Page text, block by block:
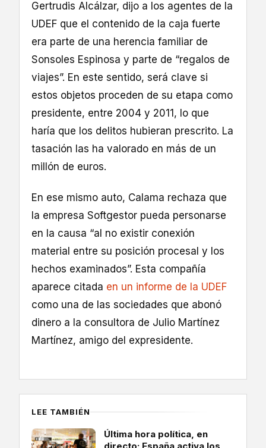
Gertrudis Alcálzar, dijo a los agentes de la
UDEF que el contenido de la caja fuerte
era parte de una herencia familiar de
Sonsoles Espinosa y parte de “regalos de
viajes”. En este sentido, será clave si
estos objetos proceden de su etapa como
presidente, entre 2004 y 2011, lo que
haría que los delitos hubieran prescrito. La
tasación las ha valorado en más de un
millón de euros.
En ese mismo auto, Calama rechaza que
la empresa Softgestor pueda personarse
en la causa “al no existir conexión
material entre su posición procesal y los
hechos examinados”. Esta compañía
aparece citada en un informe de la UDEF
como una de las sociedades que abonó
dinero a la consultora de Julio Martínez
Martínez, amigo del expresidente.
LEE TAMBIÉN
Última hora política, en